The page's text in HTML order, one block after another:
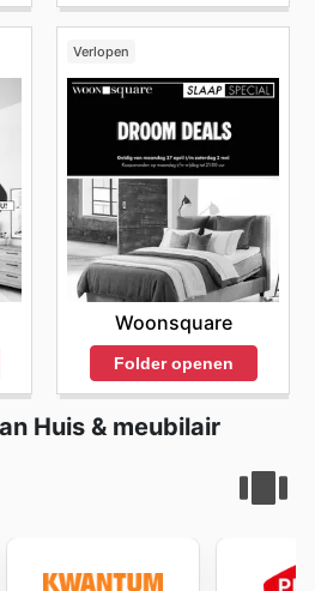
en transparantie in hun
prettige en efficiënte ervaring.
koopervaring door klanten
weloverwogen beslissingen te
de voordelen die hun
meebrengen. Donjon sales van
gelegenheid om te
en voordelig het kan zijn om
Donjon's website
deals te ontdekken en begin
Verlopen
Woonsquare
Folder openen
Huis & meubilair